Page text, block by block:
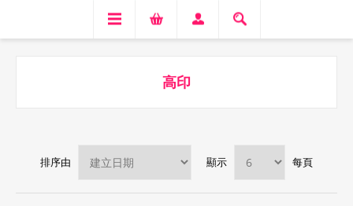
高印
排序由 顯示 每頁